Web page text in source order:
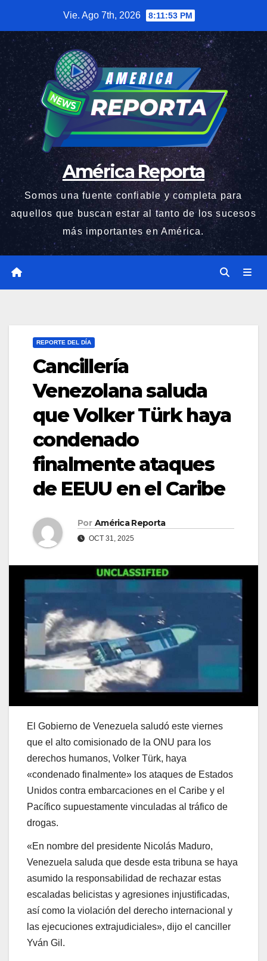
contenido
Vie. Ago 7th, 2026 8:11:54 PM
América Reporta
Somos una fuente confiable y completa para
aquellos que buscan estar al tanto de los sucesos
más importantes en América.
REPORTE DEL DÍA
Cancillería
Venezolana saluda
que Volker Türk haya
condenado
finalmente ataques
de EEUU en el Caribe
Por América Reporta
OCT 31, 2025
El Gobierno de Venezuela saludó este viernes
que el alto comisionado de la ONU para los
derechos humanos, Volker Türk, haya
«condenado finalmente» los ataques de Estados
Unidos contra embarcaciones en el Caribe y el
Pacífico supuestamente vinculadas al tráfico de
drogas.
«En nombre del presidente Nicolás Maduro,
Venezuela saluda que desde esta tribuna se haya
asumido la responsabilidad de rechazar estas
escaladas belicistas y agresiones injustificadas,
así como la violación del derecho internacional y
las ejecuciones extrajudiciales», dijo el canciller
Yván Gil.